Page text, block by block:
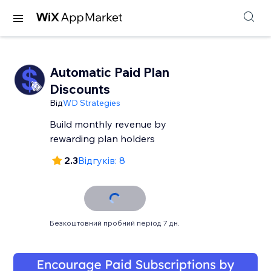
Automatic Paid Plan
Discounts
ВідWD Strategies
Build monthly revenue by
rewarding plan holders
2.3Відгуків: 8
Безкоштовний пробний період 7 дн.